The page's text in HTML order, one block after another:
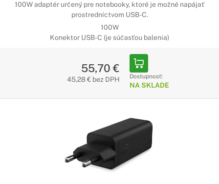
Neprekonateľná výkonnosť. Výnimočná
Vďaka prvotriednemu priemyselnému prevedeniu
samostatných videokamier. Konferenčné kamery Logitech
vybavené modernou optikou a prelomovými technológiami,
sa vyznačujú špičkovou výkonnosťou v profesionálnych
konferenčných priestoroch všetkých tvarov a veľkostí.
100W adaptér určený pre notebooky, ktoré je možné napájať
prostredníctvom USB-C.
100W
Konektor USB-C (je súčasťou balenia)
55,70 €
45,28 € bez DPH Dostupnosť:
NA SKLADE